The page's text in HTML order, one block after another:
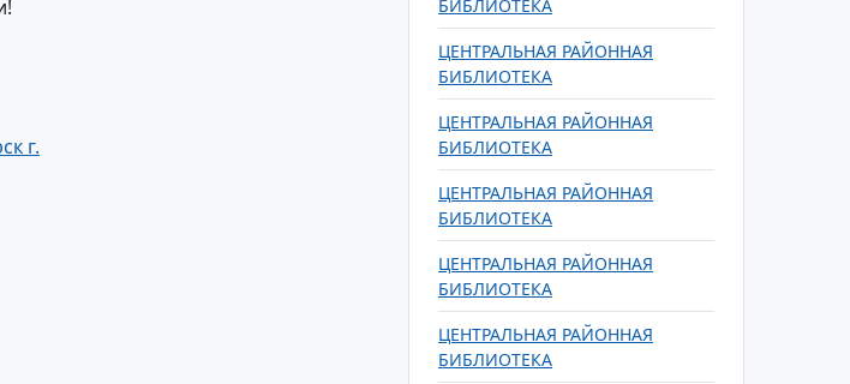
г.
БИБЛИОТЕКА
ЦЕНТРАЛЬНАЯ РАЙОННАЯ
БИБЛИОТЕКА
ЦЕНТРАЛЬНАЯ РАЙОННАЯ
БИБЛИОТЕКА
ЦЕНТРАЛЬНАЯ РАЙОННАЯ
БИБЛИОТЕКА
ЦЕНТРАЛЬНАЯ РАЙОННАЯ
БИБЛИОТЕКА
ЦЕНТРАЛЬНАЯ РАЙОННАЯ
БИБЛИОТЕКА